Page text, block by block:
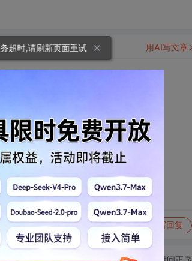
举报 写回复
用AI写文章
超时,请刷新页面重试